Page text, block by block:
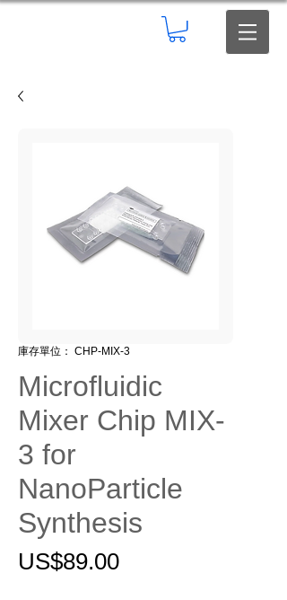
庫存單位： CHP-MIX-3
Microfluidic
Mixer Chip MIX-
3 for
NanoParticle
Synthesis
US$89.00價